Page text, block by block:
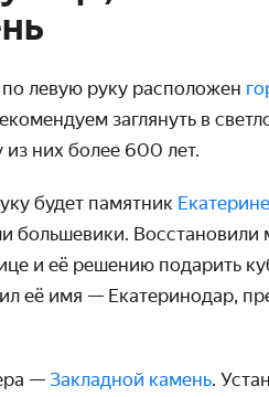
левую руку расположен
заглянуть в
них более 600 лет.
будет памятник
большевики.
и её решению подарить
её имя — Екатеринодар,
— Закладной камень.